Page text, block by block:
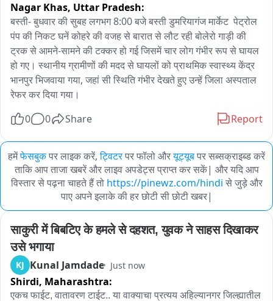
Nagar Khas, Uttar Pradesh:
बस्ती- बुधवार की सुबह लगभग 8:00 बजे बस्ती डुमरियागंज मार्केट  पेट्रोल
पंप की निकट घनें कोहरे की वजह से बारात से लौट रही बोलेरो गाड़ी की
ट्रक से आमने-सामने की टक्कर हो गई जिसमें चार लोग गंभीर रूप से घायल
हो गए। स्थानीय ग्रामीणों की मदद से घायलों को प्राथमिक स्वास्थ्य केंद्र
भानपुर भिजवाया गया, जहां सी स्थिति गंभीर देखते हुए उन्हें जिला अस्पताल
रेफर कर दिया गया।
0
0 Share Report
हमेंफेसबुकपर लाइक करें, ट्विटरपर फॉलो औरयूट्यूबपर सब्सक्राइब्ड करें
ताकि आप ताजा खबरें और लाइव अपडेट्स प्राप्त कर सकें| और यदि आप
विस्तार से पढ़ना चाहते हैं तो https://pinewz.com/hindi से जुड़े और
पाए अपने इलाके की हर छोटी सी छोटी खबर|
साकुरी में बिबटिए के हमले से दहशत, युवक ने साहस दिखाकर
उसे भगाया
KJ Kunal Jamdade Just now
Shirdi, Maharashtra:
एकच फाईट, वातावरण टाईट.. या वाक्याचा प्रत्यय अहिल्यानगर जिल्ह्यातील